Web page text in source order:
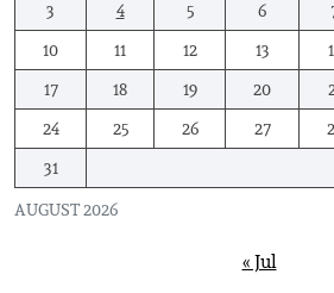
AUGUST 2026
3
4 5 6
10
11 12 13
17
18 19 20
24
25 26 27
31
« Jul